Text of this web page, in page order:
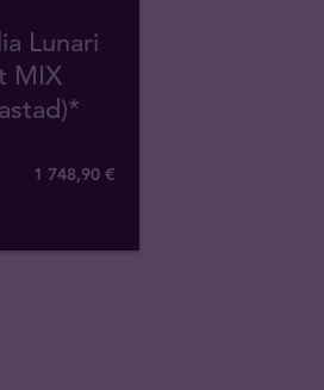
Lunari
MIX
1 748,90 €